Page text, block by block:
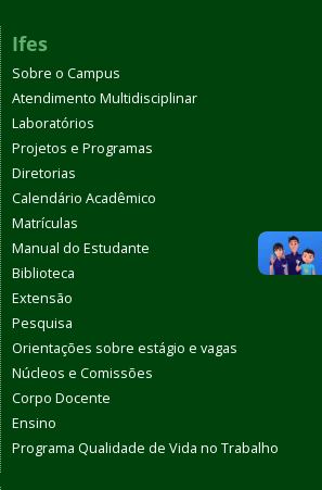
Ifes
Sobre o Campus
Atendimento Multidisciplinar
Laboratórios
Projetos e Programas
Diretorias
Calendário Acadêmico
Matrículas
Manual do Estudante
Biblioteca
Extensão
Pesquisa
Orientações sobre estágio e vagas
Núcleos e Comissões
Corpo Docente
Ensino
Programa Qualidade de Vida no Trabalho